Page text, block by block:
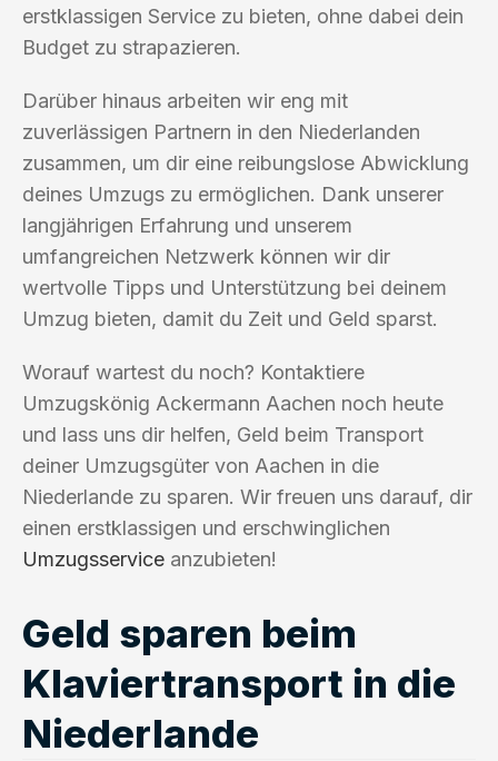
erstklassigen Service zu bieten, ohne dabei dein
Budget zu strapazieren.
Darüber hinaus arbeiten wir eng mit
zuverlässigen Partnern in den Niederlanden
zusammen, um dir eine reibungslose Abwicklung
deines Umzugs zu ermöglichen. Dank unserer
langjährigen Erfahrung und unserem
umfangreichen Netzwerk können wir dir
wertvolle Tipps und Unterstützung bei deinem
Umzug bieten, damit du Zeit und Geld sparst.
Worauf wartest du noch? Kontaktiere
Umzugskönig Ackermann Aachen noch heute
und lass uns dir helfen, Geld beim Transport
deiner Umzugsgüter von Aachen in die
Niederlande zu sparen. Wir freuen uns darauf, dir
einen erstklassigen und erschwinglichen
Umzugsservice anzubieten!
Geld sparen beim
Klaviertransport in die
Niederlande